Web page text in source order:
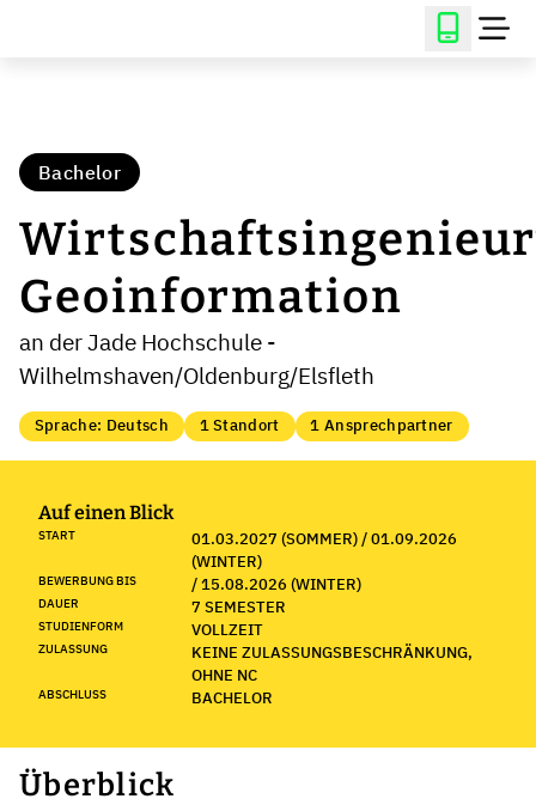
Bachelor
Geoinformation
an der Jade Hochschule -
Wilhelmshaven/Oldenburg/Elsfleth
Sprache: Deutsch 1 Standort 1 Ansprechpartner
Auf einen Blick
START
01.03.2027 (SOMMER) / 01.09.2026
(WINTER)
BEWERBUNG BIS / 15.08.2026 (WINTER)
DAUER 7 SEMESTER
STUDIENFORM VOLLZEIT
ZULASSUNG
KEINE ZULASSUNGSBESCHRÄNKUNG,
OHNE NC
ABSCHLUSS BACHELOR
Überblick